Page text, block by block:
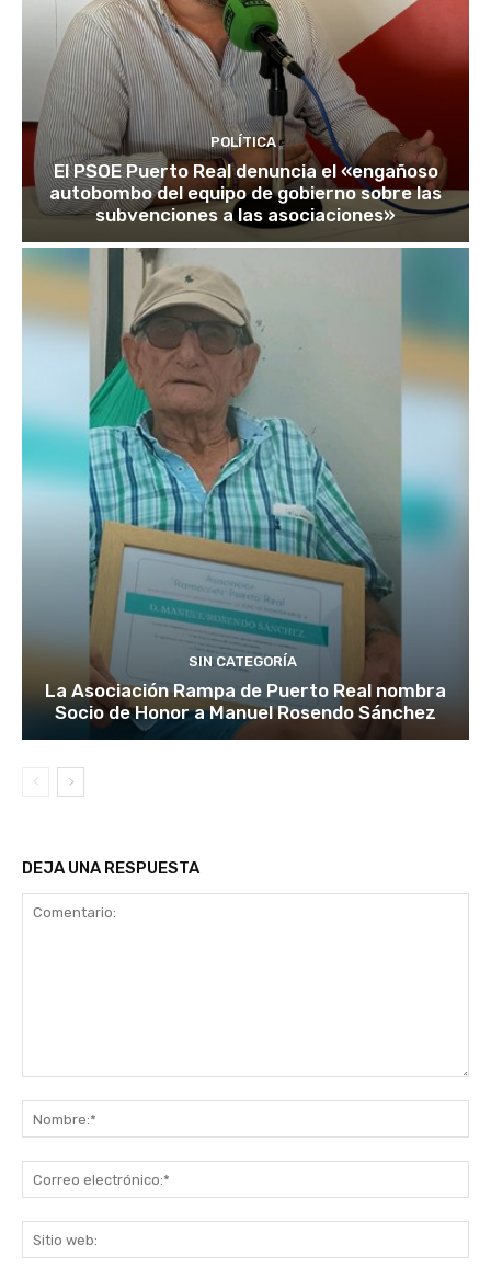
POLÍTICA
El PSOE Puerto Real denuncia el «engañoso
autobombo del equipo de gobierno sobre las
subvenciones a las asociaciones»
SIN CATEGORÍA
La Asociación Rampa de Puerto Real nombra
Socio de Honor a Manuel Rosendo Sánchez
DEJA UNA RESPUESTA